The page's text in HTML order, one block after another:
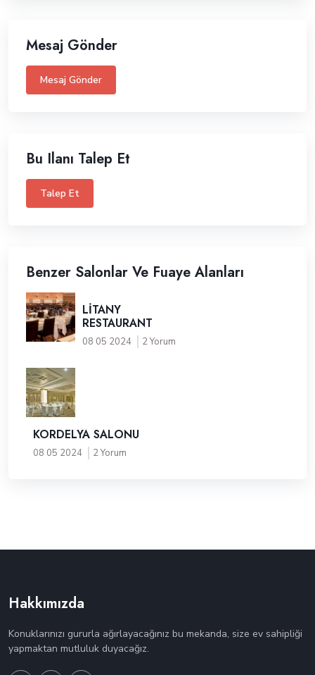
Mesaj Gönder
Mesaj Gönder
Bu Ilanı Talep Et
Talep Et
Benzer Salonlar Ve Fuaye Alanları
LİTANY
RESTAURANT
08 05 2024 2 Yorum
KORDELYA SALONU
08 05 2024 2 Yorum
Hakkımızda
Konuklarınızı gururla ağırlayacağınız bu mekanda, size ev sahipliği
yapmaktan mutluluk duyacağız.